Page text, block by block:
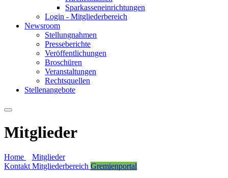
Sparkasseneinrichtungen
Login - Mitgliederbereich
Newsroom
Stellungnahmen
Presseberichte
Veröffentlichungen
Broschüren
Veranstaltungen
Rechtsquellen
Stellenangebote
Mitglieder
Home
Mitglieder
Kontakt Mitgliederbereich Gremienportal